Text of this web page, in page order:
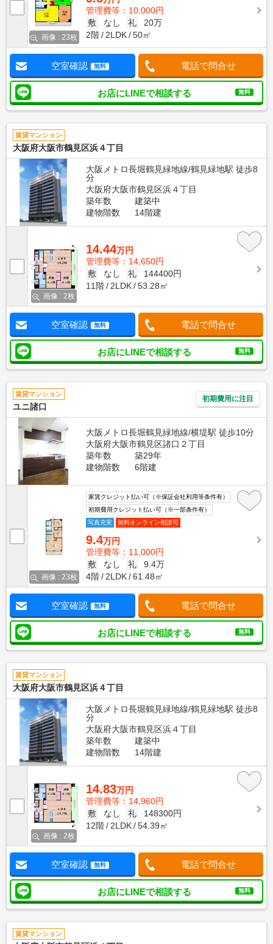
画像 : 23枚
管理費等：10,000円
敷
なし 礼
20万
2階
2LDK 50㎡
空室確認 無料 電話で問合せ
お店にLINEで相談する 無料
賃貸マンション
大阪府大阪市鶴見区浜４丁目
大阪メトロ長堀鶴見緑地線/鶴見緑地駅 徒歩8
分
大阪府大阪市鶴見区浜４丁目
築年数
建築中
建物階数
14階建
画像 : 2枚
14.44万円
管理費等：14,650円
敷
なし 礼
144400円
11階
2LDK 53.28㎡
空室確認 無料 電話で問合せ
お店にLINEで相談する 無料
賃貸マンション
ユニ諸口
初期費用に注目
大阪メトロ長堀鶴見緑地線/横堤駅 徒歩10分
大阪府大阪市鶴見区諸口２丁目
築年数
築29年
建物階数
6階建
画像 : 23枚
家賃クレジット払い可（※保証会社利用等条件有）
初期費用クレジット払い可（※一部条件有）
写真充実
無料オンライン相談可
9.4万円
管理費等：11,000円
敷
なし 礼
9.4万
4階
2LDK 61.48㎡
空室確認 無料 電話で問合せ
お店にLINEで相談する 無料
賃貸マンション
大阪府大阪市鶴見区浜４丁目
大阪メトロ長堀鶴見緑地線/鶴見緑地駅 徒歩8
分
大阪府大阪市鶴見区浜４丁目
築年数
建築中
建物階数
14階建
画像 : 2枚
14.83万円
管理費等：14,960円
敷
なし 礼
148300円
12階
2LDK 54.39㎡
空室確認 無料 電話で問合せ
お店にLINEで相談する 無料
賃貸マンション